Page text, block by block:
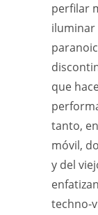
perfilar
iluminar
que
tanto,
móvil,
y del
techno-